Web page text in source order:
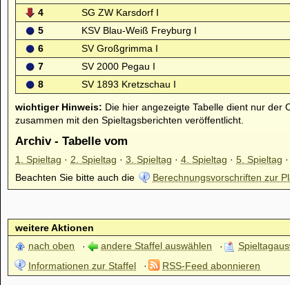
4
SG ZW Karsdorf I
5
KSV Blau-Weiß Freyburg I
6
SV Großgrimma I
7
SV 2000 Pegau I
8
SV 1893 Kretzschau I
wichtiger Hinweis: Die hier angezeigte Tabelle dient nur der
zusammen mit den Spieltagsberichten veröffentlicht.
Archiv - Tabelle vom
1. Spieltag · 2. Spieltag · 3. Spieltag · 4. Spieltag · 5. Spieltag ·
Beachten Sie bitte auch die
Berechnungsvorschriften zur
weitere Aktionen
nach oben
andere Staffel auswählen
Informationen zur Staffel
RSS-Feed abonnieren